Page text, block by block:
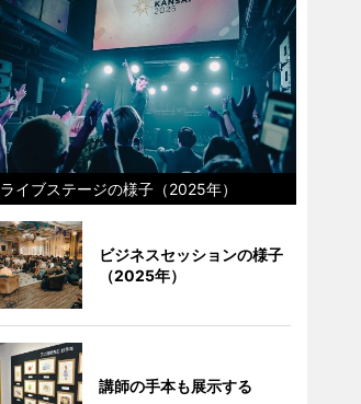
ライブステージの様子（2025年）
ビジネスセッションの様子
（2025年）
講師の手本も展示する